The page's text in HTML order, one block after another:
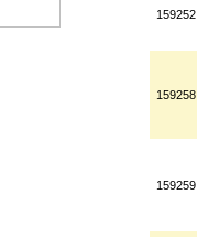
159252
159258
159259